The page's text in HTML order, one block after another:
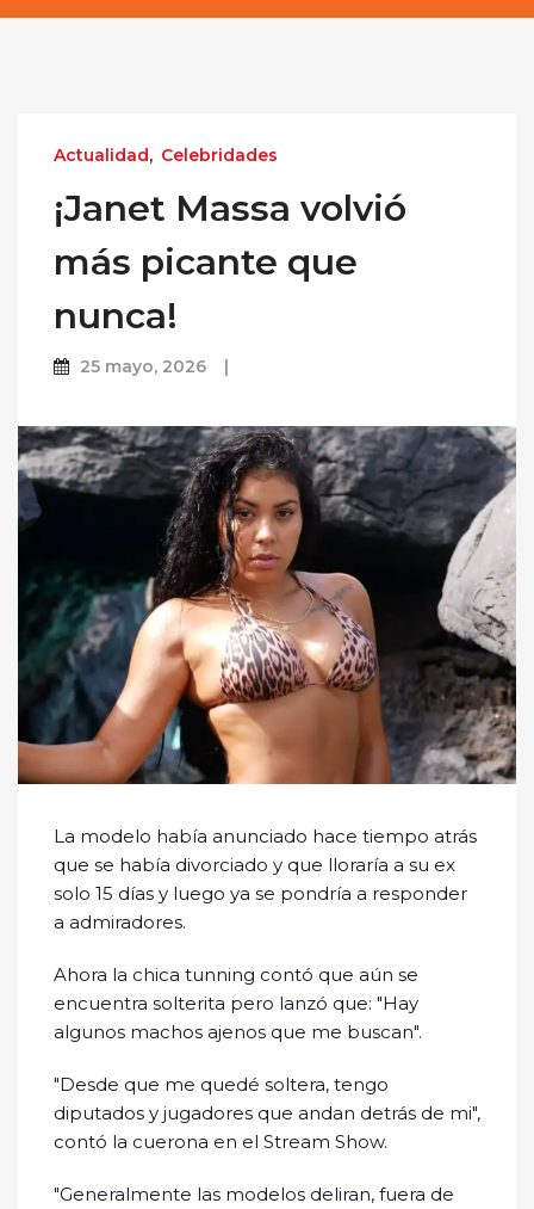
Actualidad, Celebridades
¡Janet Massa volvió
más picante que
nunca!
25 mayo, 2026
La modelo había anunciado hace tiempo atrás
que se había divorciado y que lloraría a su ex
solo 15 días y luego ya se pondría a responder
a admiradores.
Ahora la chica tunning contó que aún se
encuentra solterita pero lanzó que: "Hay
algunos machos ajenos que me buscan".
"Desde que me quedé soltera, tengo
diputados y jugadores que andan detrás de mi",
contó la cuerona en el Stream Show.
"Generalmente las modelos deliran, fuera de